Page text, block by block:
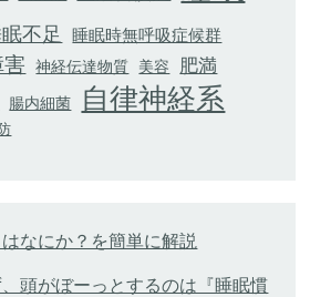
不足 睡眠時無呼吸症候群
害 神経伝達物質 美容 肥満
腸内細菌 自律神経系
なにか？を簡単に解説
頭がぼーっとするのは『睡眠慣